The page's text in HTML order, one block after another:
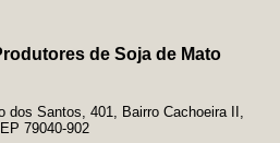
de Soja de Mato
dos Santos, 401, Bairro Cachoeira II,
79040-902